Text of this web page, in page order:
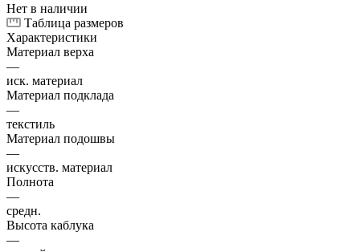
Нет в наличии
Таблица размеров
Характеристики
Материал верха
—
иск. материал
Материал подклада
—
текстиль
Материал подошвы
—
искусств. материал
Полнота
—
средн.
Высота каблука
—